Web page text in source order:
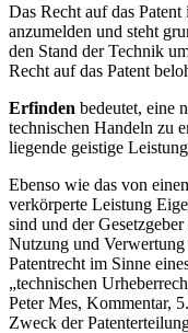
Das Recht auf das
anzumelden und steht
den Stand der Technik
Recht auf das Patent
Erfinden bedeutet, eine
technischen Handeln zu
liegende geistige
Ebenso wie das von
verkörperte Leistung
sind und der
Nutzung und
Patentrecht im Sinne
„technischen
Peter Mes, Kommentar,
Zweck der